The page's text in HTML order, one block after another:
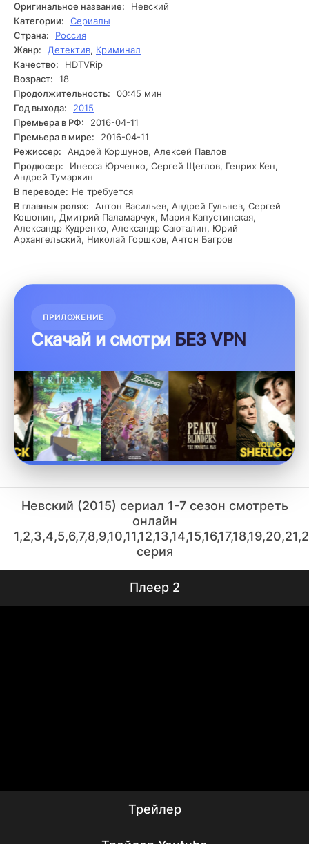
потеряно, и он разыскивает в себе силы для решающего
сражения. Тем не менее, исход инцидента остаётся под
вопросом. Какие будут последствия его выбора?
Оригинальное название:
Невский
Категории:
Сериалы
Страна:
Россия
Жанр:
Детектив, Криминал
Качество:
HDTVRip
Возраст:
18
Продолжительность:
00:45 мин
Год выхода:
2015
Премьера в РФ:
2016-04-11
Премьера в мире:
2016-04-11
Режиссер:
Андрей Коршунов, Алексей Павлов
Продюсер:
Инесса Юрченко, Сергей Щеглов, Генрих Кен,
Андрей Тумаркин
В переводе: Не требуется
В главных ролях:
Антон Васильев, Андрей Гульнев, Сергей
Кошонин, Дмитрий Паламарчук, Мария Капустинская,
Александр Кудренко, Александр Саюталин, Юрий
Архангельский, Николай Горшков, Антон Багров
ПРИЛОЖЕНИЕ
Скачай и смотри БЕЗ VPN
Невский (2015) сериал 1-7 сезон смотреть
онлайн
серия
Плеер 2
Трейлер